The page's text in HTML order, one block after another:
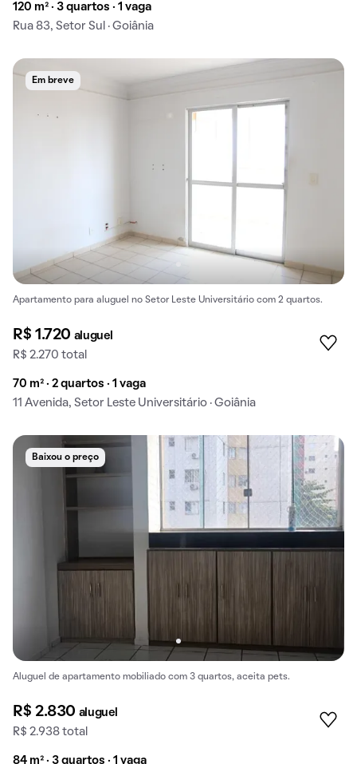
120 m² · 3 quartos · 1 vaga
Rua 83, Setor Sul · Goiânia
Em breve
Apartamento para aluguel no Setor Leste Universitário com 2 quartos.
R$ 1.720 aluguel
R$ 2.270 total
70 m² · 2 quartos · 1 vaga
11 Avenida, Setor Leste Universitário · Goiânia
Baixou o preço
Aluguel de apartamento mobiliado com 3 quartos, aceita pets.
R$ 2.830 aluguel
R$ 2.938 total
84 m² · 3 quartos · 1 vaga